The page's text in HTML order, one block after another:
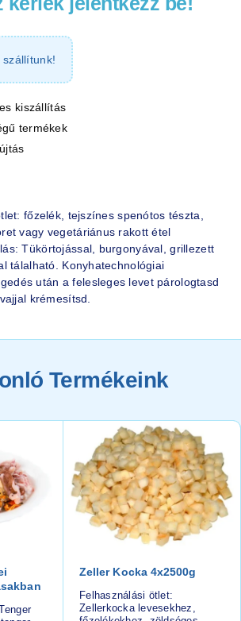
szállítunk!
kiszállítás
termékek
főzelék, tejszínes spenótos tészta,
vagy vegetáriánus rakott étel
Tükörtojással, burgonyával, grillezett
tálalható. Konyhatechnológiai
után a felesleges levet párologtasd
krémesítsd.
Termékeink
Zeller Kocka 4x2500g
Felhasználási ötlet:
Zellerkocka levesekhez,